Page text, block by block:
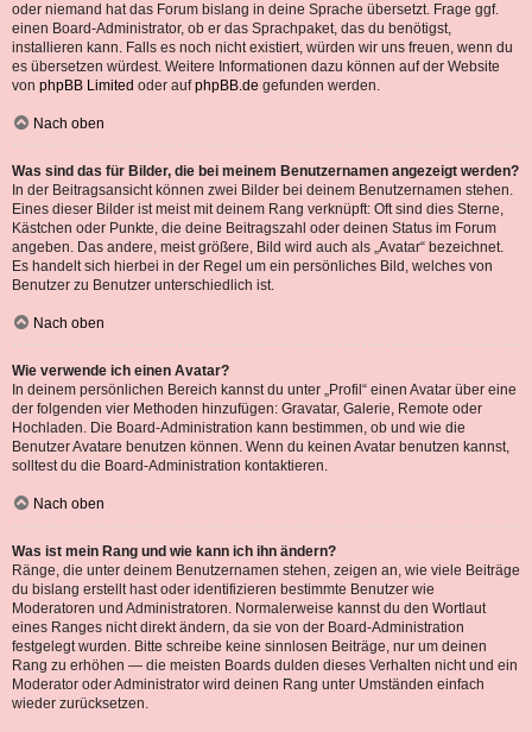
oder niemand hat das Forum bislang in deine Sprache übersetzt. Frage ggf.
einen Board-Administrator, ob er das Sprachpaket, das du benötigst,
installieren kann. Falls es noch nicht existiert, würden wir uns freuen, wenn du
es übersetzen würdest. Weitere Informationen dazu können auf der Website
von phpBB Limited oder aufphpBB.de gefunden werden.
Nach oben
Was sind das für Bilder, die bei meinem Benutzernamen angezeigt werden?
In der Beitragsansicht können zwei Bilder bei deinem Benutzernamen stehen.
Eines dieser Bilder ist meist mit deinem Rang verknüpft: Oft sind dies Sterne,
Kästchen oder Punkte, die deine Beitragszahl oder deinen Status im Forum
angeben. Das andere, meist größere, Bild wird auch als „Avatar“ bezeichnet.
Es handelt sich hierbei in der Regel um ein persönliches Bild, welches von
Benutzer zu Benutzer unterschiedlich ist.
Nach oben
Wie verwende ich einen Avatar?
In deinem persönlichen Bereich kannst du unter „Profil“ einen Avatar über eine
der folgenden vier Methoden hinzufügen: Gravatar, Galerie, Remote oder
Hochladen. Die Board-Administration kann bestimmen, ob und wie die
Benutzer Avatare benutzen können. Wenn du keinen Avatar benutzen kannst,
solltest du die Board-Administration kontaktieren.
Nach oben
Was ist mein Rang und wie kann ich ihn ändern?
Ränge, die unter deinem Benutzernamen stehen, zeigen an, wie viele Beiträge
du bislang erstellt hast oder identifizieren bestimmte Benutzer wie
Moderatoren und Administratoren. Normalerweise kannst du den Wortlaut
eines Ranges nicht direkt ändern, da sie von der Board-Administration
festgelegt wurden. Bitte schreibe keine sinnlosen Beiträge, nur um deinen
Rang zu erhöhen — die meisten Boards dulden dieses Verhalten nicht und ein
Moderator oder Administrator wird deinen Rang unter Umständen einfach
wieder zurücksetzen.